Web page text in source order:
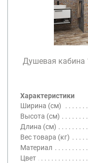
Душевая кабина
Характеристики
Ширина (см)
Высота (см)
Длина (см)
Вес товара (кг)
Материал
Цвет